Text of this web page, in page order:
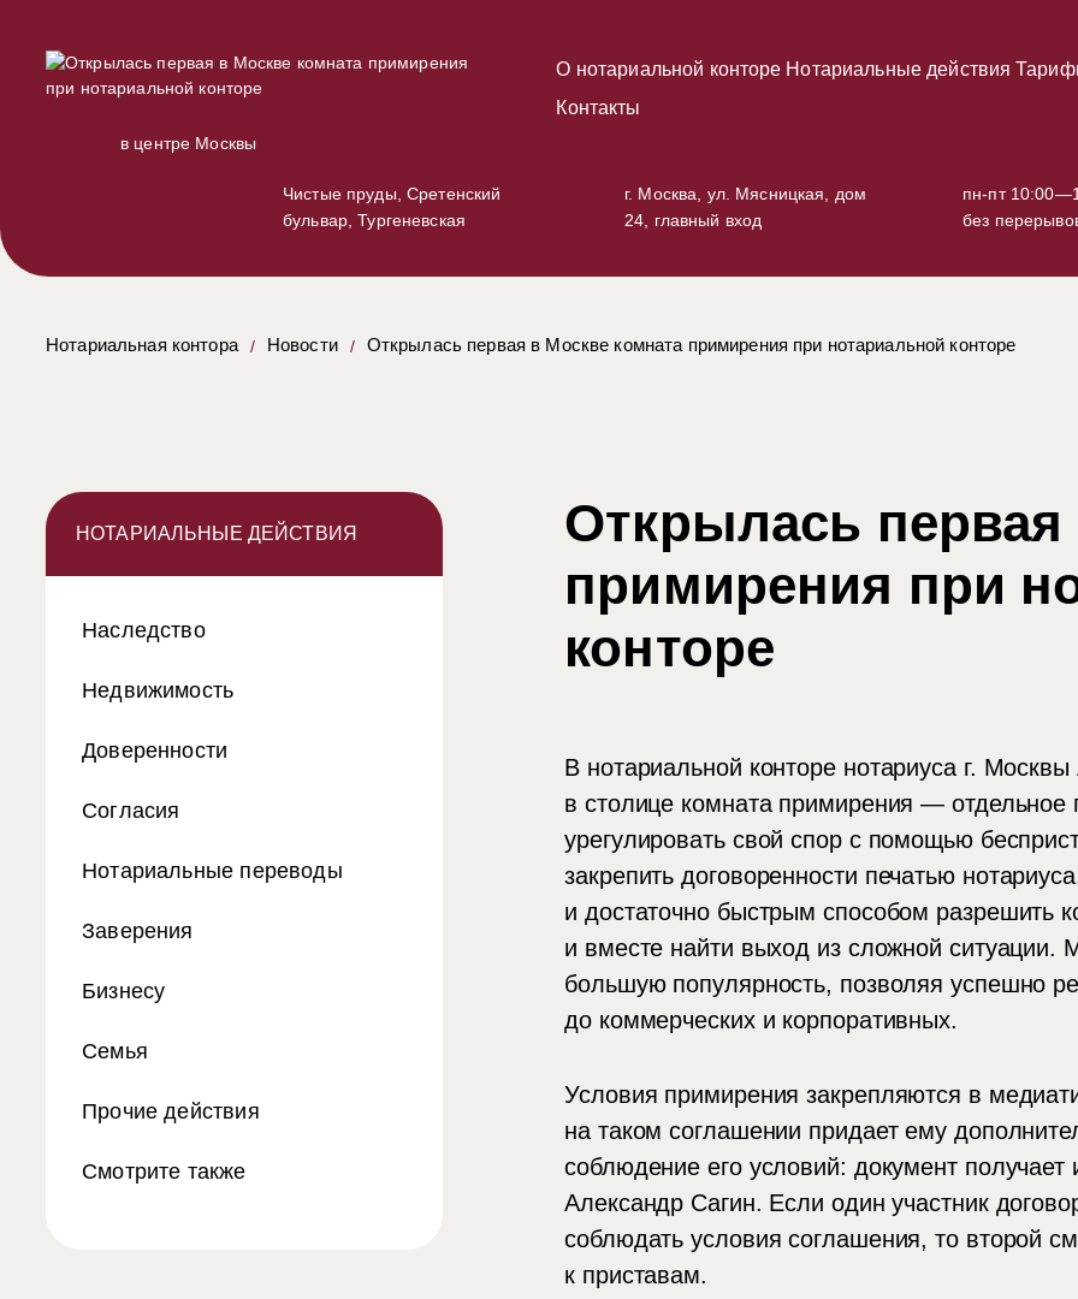
в центре Москвы
О нотариальной конторе Нотариальные действия
Контакты
Чистые пруды, Сретенский
бульвар, Тургеневская
г. Москва, ул. Мясницкая, дом
24, главный вход
пн-пт
без
Нотариальная контора Новости Открылась первая в Москве комната примирения при нотариальной конторе
НОТАРИАЛЬНЫЕ ДЕЙСТВИЯ
Наследство
Недвижимость
Доверенности
Согласия
Нотариальные переводы
Заверения
Бизнесу
Семья
Прочие действия
Смотрите также
Открылась
примирения при
конторе
В нотариальной конторе нотариуса г.
в столице комната примирения — отдельное
урегулировать свой спор с помощью
закрепить договоренности печатью
и достаточно быстрым способом разрешить
и вместе найти выход из сложной
большую популярность, позволяя успешно
до коммерческих и корпоративных.
Условия примирения закрепляются в
на таком соглашении придает ему
соблюдение его условий: документ
Александр Сагин. Если один участник
соблюдать условия соглашения, то второй
к приставам.